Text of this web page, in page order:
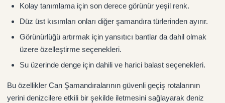
Kolay tanımlama için son derece görünür yeşil renk.
Düz üst kısımları onları diğer şamandıra türlerinden ayırır.
Görünürlüğü artırmak için yansıtıcı bantlar da dahil olmak
üzere özelleştirme seçenekleri.
Su üzerinde denge için dahili ve harici balast seçenekleri.
Bu özellikler Can Şamandıralarının güvenli geçiş rotalarının
yerini denizcilere etkili bir şekilde iletmesini sağlayarak deniz